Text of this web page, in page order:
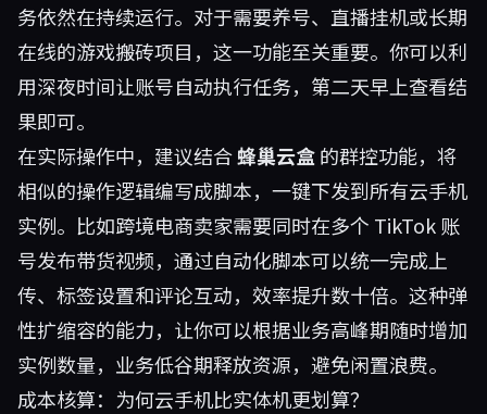
务依然在持续运行。对于需要养号、直播挂机或长期
在线的游戏搬砖项目，这一功能至关重要。你可以利
用深夜时间让账号自动执行任务，第二天早上查看结
果即可。
在实际操作中，建议结合蜂巢云盒的群控功能，将
相似的操作逻辑编写成脚本，一键下发到所有云手机
实例。比如跨境电商卖家需要同时在多个 TikTok 账
号发布带货视频，通过自动化脚本可以统一完成上
传、标签设置和评论互动，效率提升数十倍。这种弹
性扩缩容的能力，让你可以根据业务高峰期随时增加
实例数量，业务低谷期释放资源，避免闲置浪费。
成本核算：为何云手机比实体机更划算？